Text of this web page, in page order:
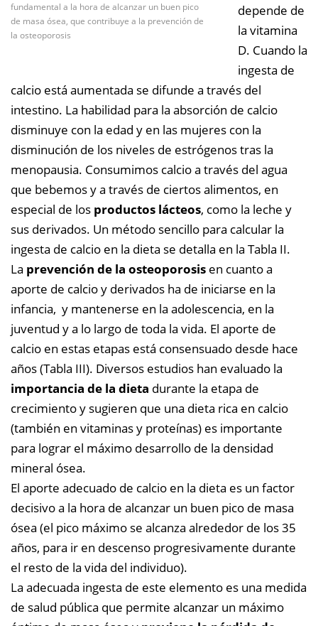
fundamental a la hora de alcanzar un buen pico
de masa ósea, que contribuye a la prevención de
la osteoporosis
depende de
la vitamina
D. Cuando la
ingesta de
calcio está aumentada se difunde a través del
intestino. La habilidad para la absorción de calcio
disminuye con la edad y en las mujeres con la
disminución de los niveles de estrógenos tras la
menopausia. Consumimos calcio a través del agua
que bebemos y a través de ciertos alimentos, en
especial de los productos lácteos, como la leche y
sus derivados. Un método sencillo para calcular la
ingesta de calcio en la dieta se detalla en la Tabla II.
La prevención de la osteoporosis en cuanto a
aporte de calcio y derivados ha de iniciarse en la
infancia, y mantenerse en la adolescencia, en la
juventud y a lo largo de toda la vida. El aporte de
calcio en estas etapas está consensuado desde hace
años (Tabla III). Diversos estudios han evaluado la
importancia de la dieta durante la etapa de
crecimiento y sugieren que una dieta rica en calcio
(también en vitaminas y proteínas) es importante
para lograr el máximo desarrollo de la densidad
mineral ósea.
El aporte adecuado de calcio en la dieta es un factor
decisivo a la hora de alcanzar un buen pico de masa
ósea (el pico máximo se alcanza alrededor de los 35
años, para ir en descenso progresivamente durante
el resto de la vida del individuo).
La adecuada ingesta de este elemento es una medida
de salud pública que permite alcanzar un máximo